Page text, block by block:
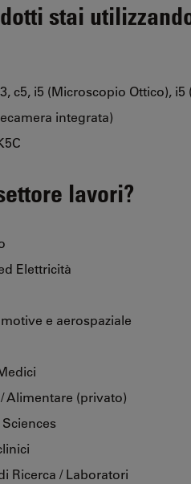
stai
c5, i5 (Microscopio Ottico),
integrata)
lavori?
Elettricità
e aerospaziale
Alimentare (privato)
Ricerca / Laboratori